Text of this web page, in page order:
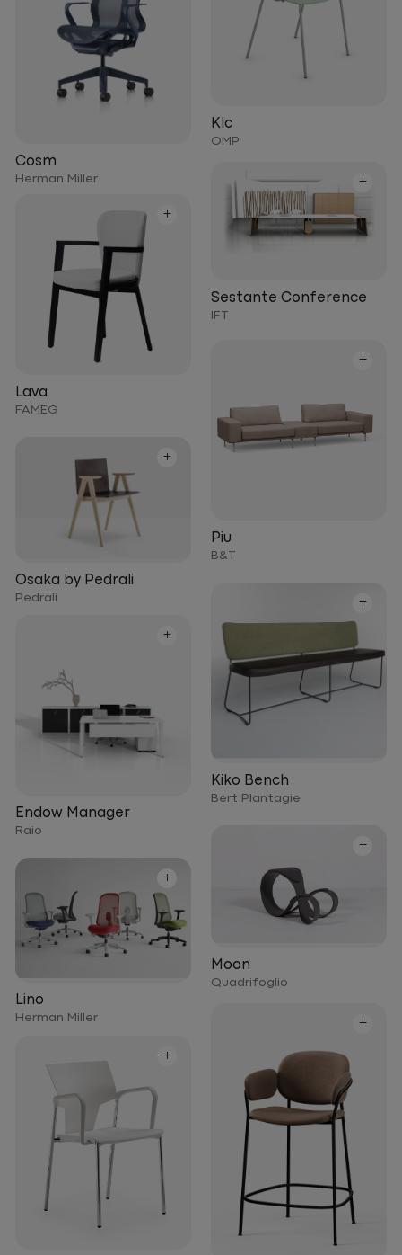
Klc
OMP
Cosm
Herman Miller +
Sestante Conference
IFT
+
Lava
FAMEG
+
Piu
B&T
+
Osaka by Pedrali
Pedrali +
Kiko Bench
Bert Plantagie
+
Endow Manager
Raio
+
Moon
Quadrifoglio
+
Lino
Herman Miller +
+